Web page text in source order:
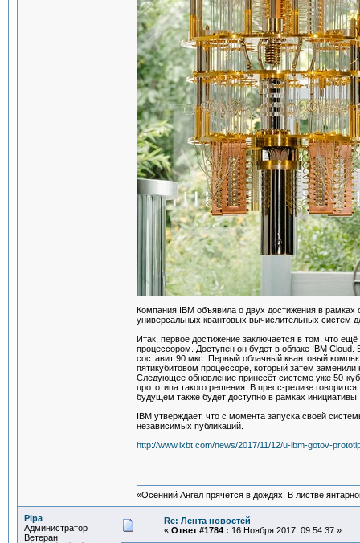
Компания IBM объявила о двух достижения в
универсальных квантовых вычислительных систем
Итак, первое достижение заключается в том, что
процессором. Доступен он будет в облаке IBM
составит 90 мкс. Первый облачный квантовый
пятикубитовом процессоре, который затем
Следующее обновление принесёт системе уже 50-
прототипа такого решения. В пресс-релизе
будущем также будет доступно в рамках инициативы
IBM утверждает, что с момента запуска своей
независимых публикаций.
http://www.ixbt.com/news/2017/11/12/u-ibm-gotov-
«Осенний Ангел прячется в дождях. В листве
Pipa
Администратор
Ветеран
Re: Лента новостей
« Ответ #1784 : 16 Ноября 2017, 09:54:37 »